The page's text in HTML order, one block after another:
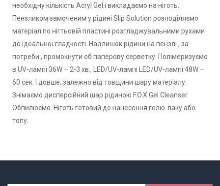
необхідну кількість Acryl Gel і викладаємо на ніготь.
Пензликом замоченим у рідині Slip Solution розподіляємо
матеріал по нігтьовій пластині розгладжувальними рухами
до ідеальної гладкості. Надлишок рідини на пензлі , за
потреби , промокнути об паперову серветку. Полімеризуємо
в UV-лампі 36W – 2-3 хв., LED/UV-лампі LED/UV-лампі 48W –
60 сек. І довше, залежно від товщини шару матеріалу.
Знімаємо дисперсійний шар рідиною F.O.X Gel Cleanser.
Обпилюємо. Ніготь готовий до нанесення гелю-лаку або
топу.